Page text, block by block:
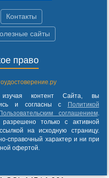
Контакты
сайты
право
изучая контент Сайта, вы
и согласны с
Политикой
Пользовательским соглашением.
только с активной
на исходную страницу.
справочный характер и ни при
офертой.